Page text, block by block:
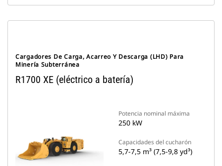
Cargadores De Carga, Acarreo Y Descarga (LHD) Para
Minería Subterránea
R1700 XE (eléctrico a batería)
Potencia nominal máxima
250 kW
Capacidades del cucharón
5,7-7,5 m³ (7,5-9,8 yd³)